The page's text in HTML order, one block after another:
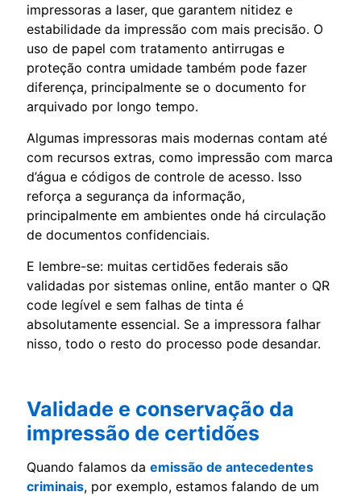
impressoras a laser, que garantem nitidez e
estabilidade da impressão com mais precisão. O
uso de papel com tratamento antirrugas e
proteção contra umidade também pode fazer
diferença, principalmente se o documento for
arquivado por longo tempo.
Algumas impressoras mais modernas contam até
com recursos extras, como impressão com marca
d’água e códigos de controle de acesso. Isso
reforça a segurança da informação,
principalmente em ambientes onde há circulação
de documentos confidenciais.
E lembre-se: muitas certidões federais são
validadas por sistemas online, então manter o QR
code legível e sem falhas de tinta é
absolutamente essencial. Se a impressora falhar
nisso, todo o resto do processo pode desandar.
Validade e conservação da
impressão de certidões
Quando falamos da emissão de antecedentes
criminais, por exemplo, estamos falando de um